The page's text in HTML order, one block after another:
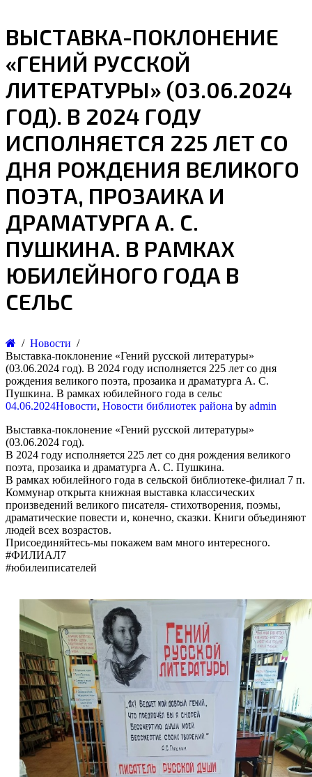
ВЫСТАВКА-ПОКЛОНЕНИЕ
«ГЕНИЙ РУССКОЙ
ЛИТЕРАТУРЫ» (03.06.2024
ГОД). В 2024 ГОДУ
ИСПОЛНЯЕТСЯ 225 ЛЕТ СО
ДНЯ РОЖДЕНИЯ ВЕЛИКОГО
ПОЭТА, ПРОЗАИКА И
ДРАМАТУРГА А. С.
ПУШКИНА. В РАМКАХ
ЮБИЛЕЙНОГО ГОДА В
СЕЛЬС
Новости
Выставка-поклонение «Гений русской литературы»
(03.06.2024 год). В 2024 году исполняется 225 лет со дня
рождения великого поэта, прозаика и драматурга А. С.
Пушкина. В рамках юбилейного года в сельс
04.06.2024Новости, Новости библиотек района by admin
Выставка-поклонение «Гений русской литературы»
(03.06.2024 год).
В 2024 году исполняется 225 лет со дня рождения великого
поэта, прозаика и драматурга А. С. Пушкина.
В рамках юбилейного года в сельской библиотеке-филиал 7 п.
Коммунар открыта книжная выставка классических
произведений великого писателя- стихотворения, поэмы,
драматические повести и, конечно, сказки. Книги объединяют
людей всех возрастов.
Присоединяйтесь-мы покажем вам много интересного.
#ФИЛИАЛ7
#юбилеиписателей